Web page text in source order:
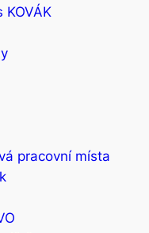
KOVÁK
pracovní místa